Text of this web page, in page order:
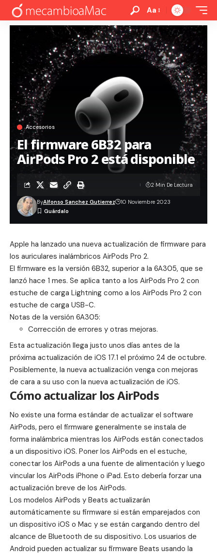
Aa
Accesorios
El firmware 6B32 para
AirPods Pro 2 está disponible
ByAlfonso Sanchez Gutierrez 10 Noviembre 2023
2 Min De Lectura
Apple ha lanzado una nueva actualización de firmware para
los auriculares inalámbricos AirPods Pro 2.
El firmware es la versión 6B32, superior a la 6A305, que se
lanzó hace 1 mes. Se aplica tanto a los AirPods Pro 2 con
estuche de carga Lightning como a los AirPods Pro 2 con
estuche de carga USB-C.
Notas de la versión 6A305:
Corrección de errores y otras mejoras.
Esta actualización llega justo unos días antes de la
próxima actualización de iOS 17.1 el próximo 24 de octubre.
Posiblemente, la nueva actualización venga con mejoras
de cara a su uso con la nueva actualización de iOS.
Cómo actualizar los AirPods
No existe una forma estándar de actualizar el software
‌AirPods‌‌, pero el firmware generalmente se instala de
forma inalámbrica mientras los ‌‌AirPods‌‌ están conectados
a un dispositivo iOS. Poner los ‌‌‌‌‌AirPods‌‌‌‌‌ en el estuche,
conectar los ‌‌‌‌‌AirPods‌‌‌‌‌ a una fuente de alimentación y luego
vincular los ‌‌‌‌‌AirPods‌‌‌‌‌ iPhone o iPad. Esto debería forzar una
actualización breve de los AirPods.
Los modelos AirPods y Beats actualizarán
automáticamente su firmware si están emparejados con
un dispositivo iOS o Mac y se están cargando dentro del
alcance de Bluetooth de su dispositivo. Los usuarios de
Android pueden actualizar su firmware Beats usando la